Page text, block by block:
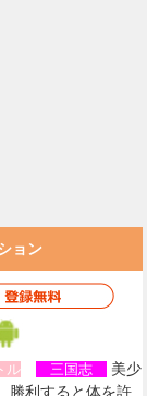
ョン
ル 三国志
美少
勝利すると体を許